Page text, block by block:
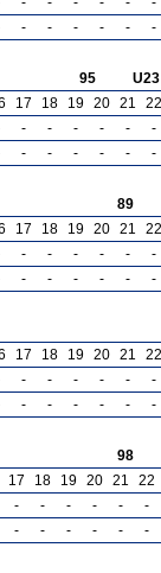
- - - - - -
95
U23
17 18 19 20 21
22
- - - - -
-
- - - - - -
89
17 18 19 20 21
22
- - - - -
-
- - - - - -
17 18 19 20 21
22
- - - - -
-
- - - - - -
98
17 18 19 20 21
22
- - - - -
-
- - - - - -